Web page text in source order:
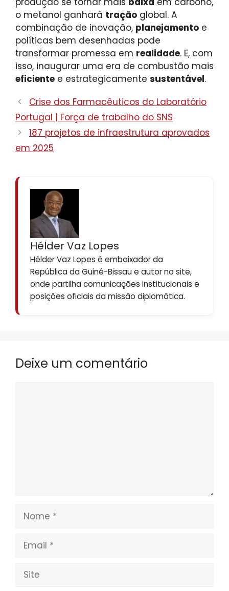
o metanol ganhará tração global. A
combinação de inovação, planejamento e
políticas bem desenhadas pode
transformar promessa em realidade. E, com
isso, inaugurar uma era de combustão mais
eficiente e estrategicamente sustentável.
Crise dos Farmacêuticos do Laboratório
Portugal | Força de trabalho do SNS
187 projetos de infraestrutura aprovados
em 2025
Hélder Vaz Lopes
Hélder Vaz Lopes é embaixador da
República da Guiné-Bissau e autor no site,
onde partilha comunicações institucionais e
posições oficiais da missão diplomática.
Deixe um comentário
Nome
Email
Site